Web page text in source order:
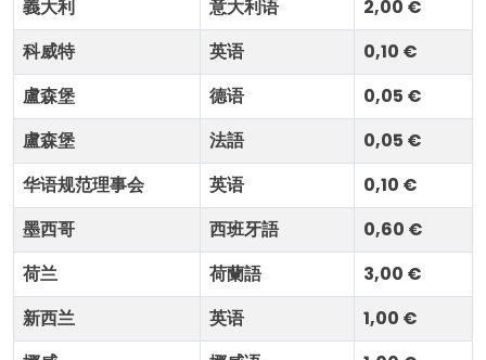
義大利
意大利语
2,00 €
科威特
英语
0,10 €
盧森堡
德语
0,05 €
盧森堡
法語
0,05 €
华语规范理事会
英语
0,10 €
墨西哥
西班牙語
0,60 €
荷兰
荷蘭語
3,00 €
新西兰
英语
1,00 €